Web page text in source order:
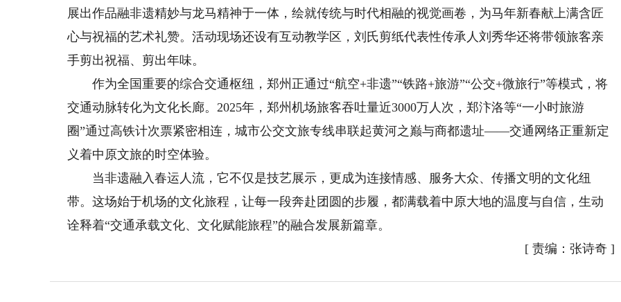
展出作品融非遗精妙与龙马精神于一体，绘就传统与时代相融的视觉画卷，为马年新春献上满含匠
心与祝福的艺术礼赞。活动现场还设有互动教学区，刘氏剪纸代表性传承人刘秀华还将带领旅客亲
手剪出祝福、剪出年味。
作为全国重要的综合交通枢纽，郑州正通过“航空+非遗”“铁路+旅游”“公交+微旅行”等模式，将
交通动脉转化为文化长廊。2025年，郑州机场旅客吞吐量近3000万人次，郑汴洛等“一小时旅游
圈”通过高铁计次票紧密相连，城市公交文旅专线串联起黄河之巅与商都遗址——交通网络正重新定
义着中原文旅的时空体验。
当非遗融入春运人流，它不仅是技艺展示，更成为连接情感、服务大众、传播文明的文化纽
带。这场始于机场的文化旅程，让每一段奔赴团圆的步履，都满载着中原大地的温度与自信，生动
诠释着“交通承载文化、文化赋能旅程”的融合发展新篇章。
[ 责编：张诗奇 ]